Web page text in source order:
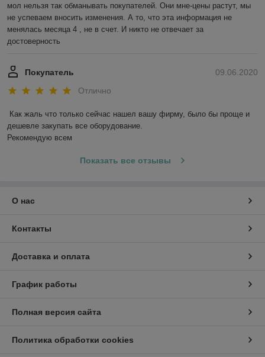
мол нельзя так обманывать покупателей. Они мне-цены растут, мы
не успеваем вносить изменения. А то, что эта информация не
менялась месяца 4 , не в счет. И никто не отвечает за
достоверность
09.06.2020
Покупатель
Отлично
Как жаль что только сейчас нашел вашу фирму, было бы проще и
дешевле закупать все оборудование.
Рекомендую всем
Показать все отзывы
О нас
Контакты
Доставка и оплата
График работы
Полная версия сайта
Политика обработки cookies